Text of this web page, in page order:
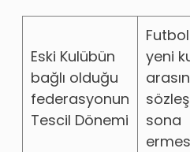
Eski Kulübün
bağlı olduğu
federasyonun
Tescil Dönemi
yeni
sona